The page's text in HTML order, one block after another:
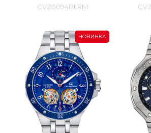
CVZ0094BLRM
НОВИНКА